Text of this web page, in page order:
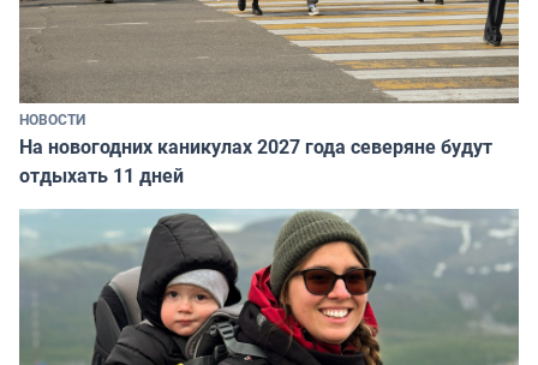
НОВОСТИ
На новогодних каникулах 2027 года северяне будут
отдыхать 11 дней